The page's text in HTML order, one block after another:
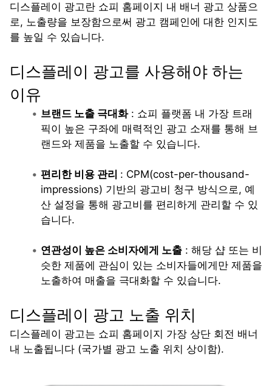
디스플레이 광고란 쇼피 홈페이지 내 배너 광고 상품으
로, 노출량을 보장함으로써 광고 캠페인에 대한 인지도
를 높일 수 있습니다.
디스플레이 광고를 사용해야 하는
이유
브랜드 노출 극대화 : 쇼피 플랫폼 내 가장 트래
픽이 높은 구좌에 매력적인 광고 소재를 통해 브
랜드와 제품을 노출할 수 있습니다.
편리한 비용 관리 : CPM(cost-per-thousand-
impressions) 기반의 광고비 청구 방식으로, 예
산 설정을 통해 광고비를 편리하게 관리할 수 있
습니다.
연관성이 높은 소비자에게 노출 : 해당 샵 또는 비
슷한 제품에 관심이 있는 소비자들에게만 제품을
노출하여 매출을 극대화할 수 있습니다.
디스플레이 광고 노출 위치
디스플레이 광고는 쇼피 홈페이지 가장 상단 회전 배너
내 노출됩니다 (국가별 광고 노출 위치 상이함).